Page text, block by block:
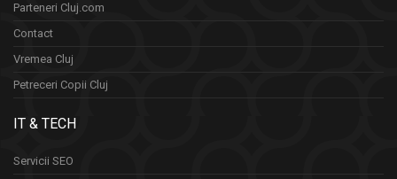
Parteneri Cluj.com
Contact
Vremea Cluj
Petreceri Copii Cluj
IT & TECH
Servicii SEO